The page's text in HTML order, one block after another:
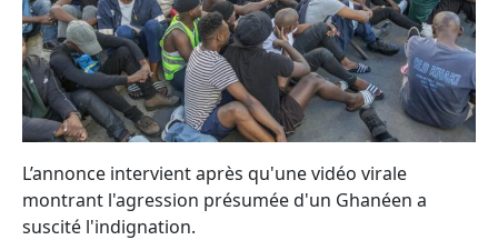
L’annonce intervient après qu'une vidéo virale
montrant l'agression présumée d'un Ghanéen a
suscité l'indignation.